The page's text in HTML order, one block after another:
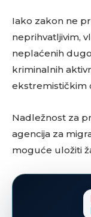
Iako zakon ne
neprihvatljivim,
neplaćenih
kriminalnih
ekstremističkim
Nadležnost za
agencija za
moguće uložiti